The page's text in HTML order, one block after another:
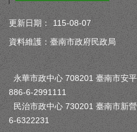
更新日期：
115-08-07
資料維護：臺南市政府民政局
永華市政中心 708201 臺南市安
886-6-2991111
民治市政中心 730201 臺南市
6-6322231